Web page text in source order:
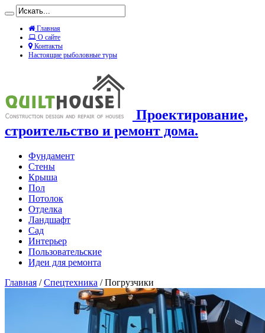
Главная
О сайте
Контакты
Настоящие рыболовные туры
Проектирование,
строительство и ремонт дома.
Фундамент
Стены
Крыша
Пол
Потолок
Отделка
Ландшафт
Сад
Интерьер
Пользовательские
Идеи для ремонта
Главная / Спецтехника / Погрузчики